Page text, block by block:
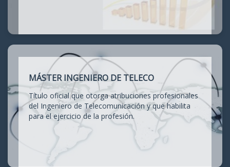
MÁSTER INGENIERO DE TELECO
Título oficial que otorga atribuciones profesionales
del Ingeniero de Telecomunicación y que habilita
para el ejercicio de la profesión.